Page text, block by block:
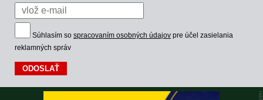
Súhlasím so spracovaním osobných údajov pre účel zasielania
reklamných správ